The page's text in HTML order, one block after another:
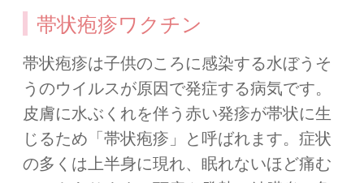
帯状疱疹ワクチン
帯状疱疹は子供のころに感染する水ぼうそ
うのウイルスが原因で発症する病気です。
皮膚に水ぶくれを伴う赤い発疹が帯状に生
じるため「帯状疱疹」と呼ばれます。症状
の多くは上半身に現れ、眠れないほど痛む